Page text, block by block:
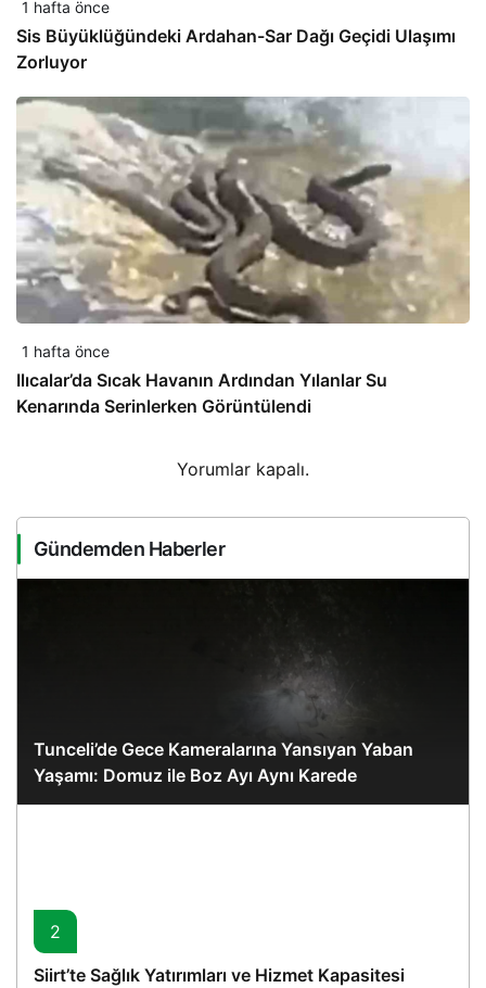
1 hafta önce
Sis Büyüklüğündeki Ardahan-Sar Dağı Geçidi Ulaşımı
Zorluyor
1 hafta önce
Ilıcalar’da Sıcak Havanın Ardından Yılanlar Su
Kenarında Serinlerken Görüntülendi
Yorumlar kapalı.
Gündemden Haberler
Tunceli’de Gece Kameralarına Yansıyan Yaban
Yaşamı: Domuz ile Boz Ayı Aynı Karede
2
Siirt’te Sağlık Yatırımları ve Hizmet Kapasitesi